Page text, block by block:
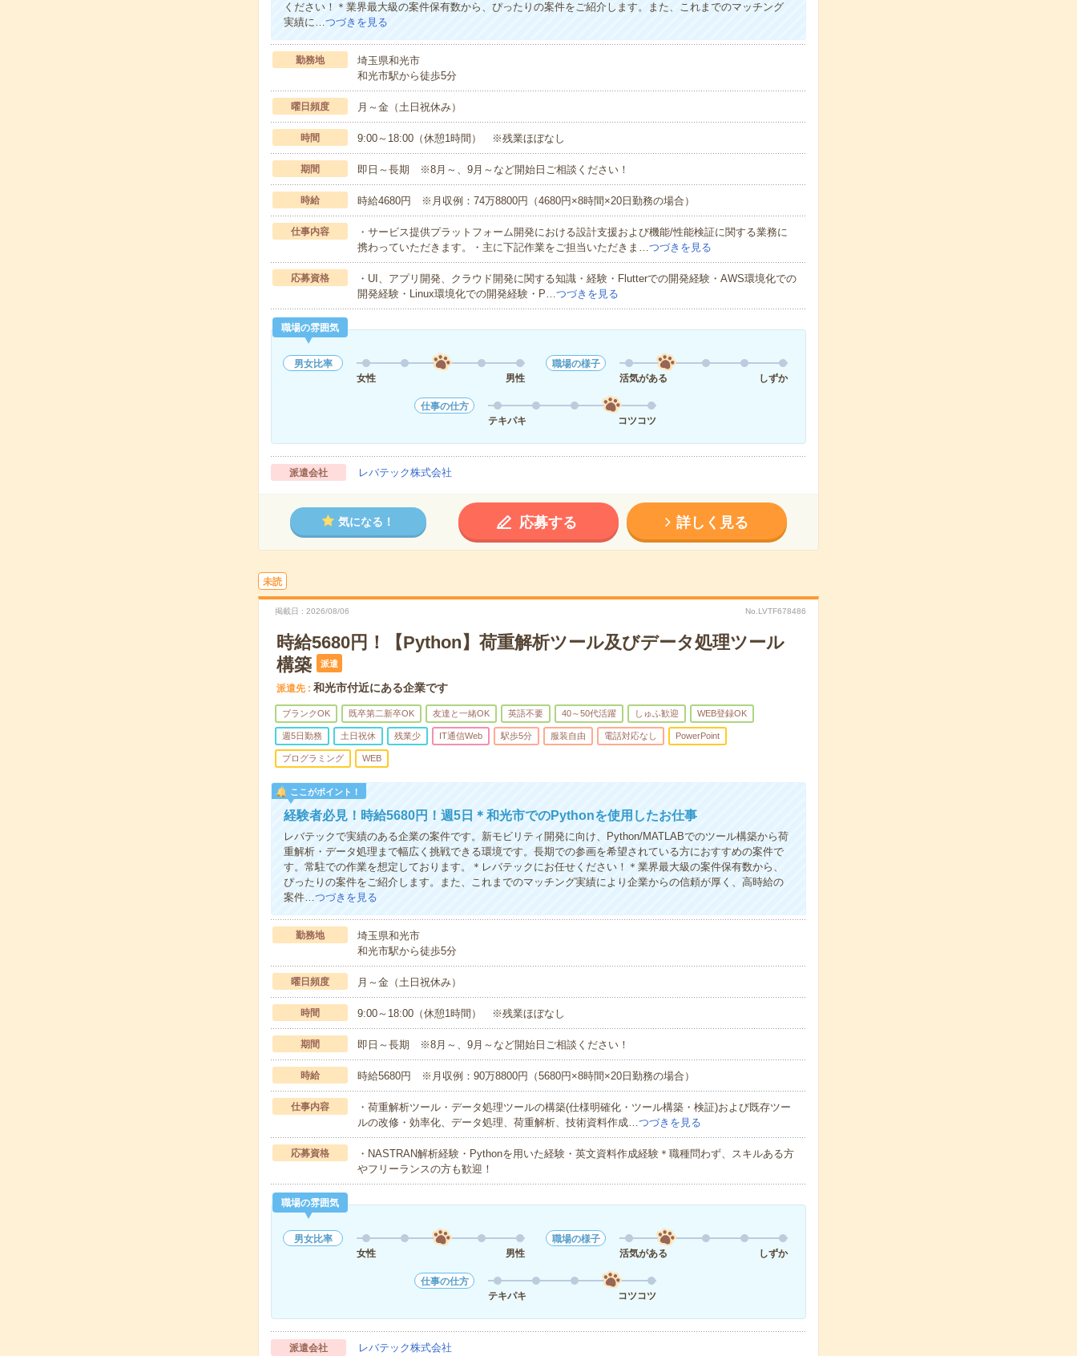
ください！＊業界最大級の案件保有数から、ぴったりの案件をご紹介します。また、これまでのマッチング
実績に…つづきを見る
勤務地
埼玉県和光市
和光市駅から徒歩5分
曜日頻度 月～金（土日祝休み）
時間 9:00～18:00（休憩1時間） ※残業ほぼなし
期間 即日～長期 ※8月～、9月～など開始日ご相談ください！
時給 時給4680円 ※月収例：74万8800円（4680円×8時間×20日勤務の場合）
仕事内容
・サービス提供プラットフォーム開発における設計支援および機能/性能検証に関する業務に
携わっていただきます。・主に下記作業をご担当いただきま…つづきを見る
応募資格
・UI、アプリ開発、クラウド開発に関する知識・経験・Flutterでの開発経験・AWS環境化での
開発経験・Linux環境化での開発経験・P…つづきを見る
職場の雰囲気
男女比率
女性
男性
職場の様子
活気がある
しずか
仕事の仕方
テキパキ
コツコツ
派遣会社 レバテック株式会社
気になる！ 応募する 詳しく見る
未読
掲載日 2026/08/06 No.LVTF678486
時給5680円！【Python】荷重解析ツール及びデータ処理ツール
構築
派遣
派遣先 和光市付近にある企業です
ブランクOK 既卒第二新卒OK 友達と一緒OK 英語不要 40～50代活躍 しゅふ歓迎 WEB登録OK
週5日勤務 土日祝休 残業少 IT通信Web 駅歩5分 服装自由 電話対応なし PowerPoint
プログラミング WEB
ここがポイント！
経験者必見！時給5680円！週5日＊和光市でのPythonを使用したお仕事
レバテックで実績のある企業の案件です。新モビリティ開発に向け、Python/MATLABでのツール構築から荷
重解析・データ処理まで幅広く挑戦できる環境です。長期での参画を希望されている方におすすめの案件で
す。常駐での作業を想定しております。＊レバテックにお任せください！＊業界最大級の案件保有数から、
ぴったりの案件をご紹介します。また、これまでのマッチング実績により企業からの信頼が厚く、高時給の
案件…つづきを見る
勤務地
埼玉県和光市
和光市駅から徒歩5分
曜日頻度 月～金（土日祝休み）
時間 9:00～18:00（休憩1時間） ※残業ほぼなし
期間 即日～長期 ※8月～、9月～など開始日ご相談ください！
時給 時給5680円 ※月収例：90万8800円（5680円×8時間×20日勤務の場合）
仕事内容
・荷重解析ツール・データ処理ツールの構築(仕様明確化・ツール構築・検証)および既存ツー
ルの改修・効率化、データ処理、荷重解析、技術資料作成…つづきを見る
応募資格
・NASTRAN解析経験・Pythonを用いた経験・英文資料作成経験＊職種問わず、スキルある方
やフリーランスの方も歓迎！
職場の雰囲気
男女比率
女性
男性
職場の様子
活気がある
しずか
仕事の仕方
テキパキ
コツコツ
派遣会社 レバテック株式会社